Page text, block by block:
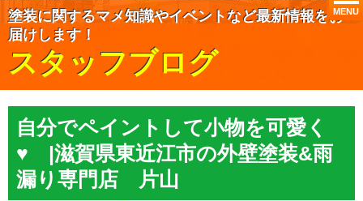
MENU
塗装に関するマメ知識やイベントなど最新情報をお
届けします！
スタッフブログ
自分でペイントして小物を可愛く
♥ |滋賀県東近江市の外壁塗装&雨
漏り専門店 片山